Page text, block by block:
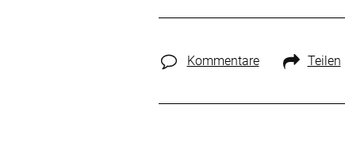
Kommentare Teilen